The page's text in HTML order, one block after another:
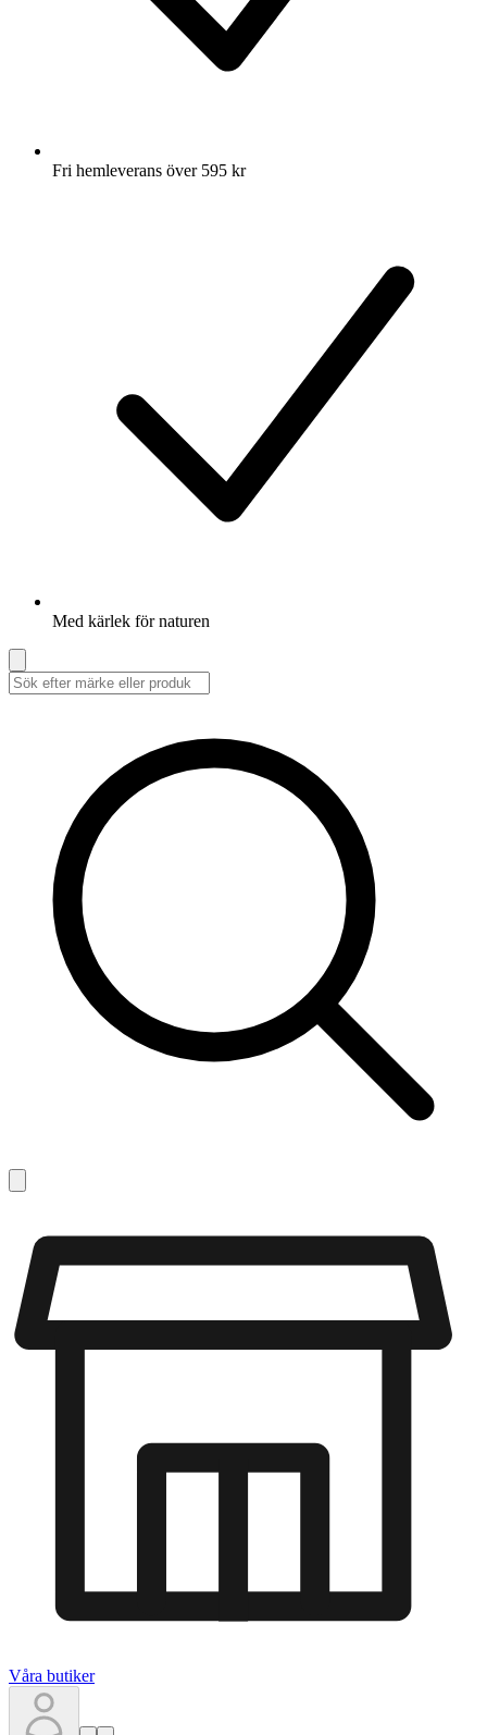
Fri hemleverans över 595 kr
Med kärlek för naturen
Våra butiker